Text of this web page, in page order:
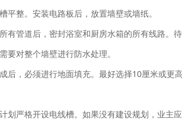
平整。安装电路板后，放置墙壁或墙纸。
有管道后，密封浴室和厨房水箱的所有线路。
要对整个墙壁进行防水处理。
后，必须进行地面填充。最好选择10厘米或
划严格开设电线槽。如果没有建设规划，业